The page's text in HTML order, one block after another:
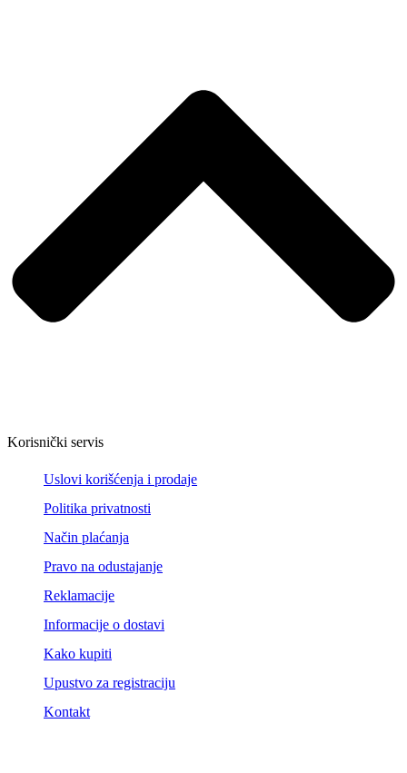
Korisnički servis
Uslovi korišćenja i prodaje
Politika privatnosti
Način plaćanja
Pravo na odustajanje
Reklamacije
Informacije o dostavi
Kako kupiti
Upustvo za registraciju
Kontakt